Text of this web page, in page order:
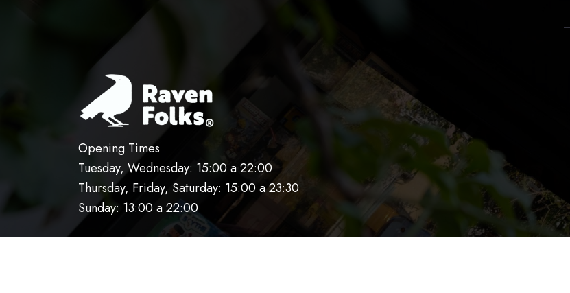
Opening Times
Tuesday, Wednesday: 15:00 a 22:00
Thursday, Friday, Saturday: 15:00 a 23:30
Sunday: 13:00 a 22:00